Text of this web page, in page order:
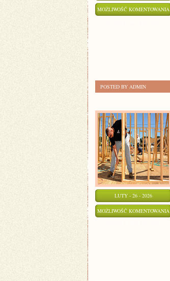
MOŻLIWOŚĆ KOMENTOWANIA
POSTED BY ADMIN
LUTY - 26 - 2026
MOŻLIWOŚĆ KOMENTOWANIA